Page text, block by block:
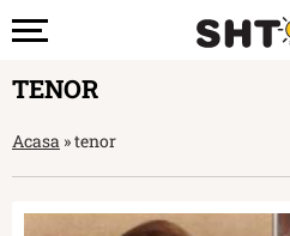
TENOR
Acasa »tenor